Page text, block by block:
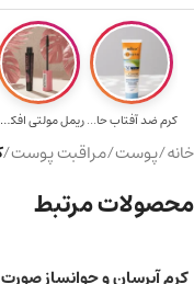
کرم ضد آفتاب حا... ریمل مولتی افکت...
خانه/پوست/مراقبت پوست/
محصولات مرتبط
کرم آبرسان و جوانساز